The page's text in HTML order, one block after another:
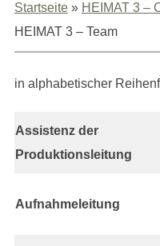
Startseite» HEIMAT 3 –
HEIMAT 3 – Team
in alphabetischer
Assistenz der
Produktionsleitung
Aufnahmeleitung